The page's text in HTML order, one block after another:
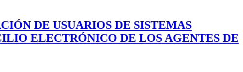
DE USUARIOS DE SISTEMAS
ELECTRÓNICO DE LOS AGENTES DE